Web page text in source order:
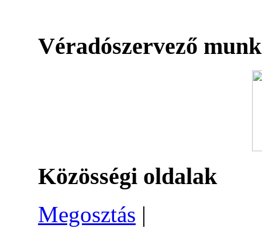
Véradószervező
Közösségi oldalak
Megosztás |